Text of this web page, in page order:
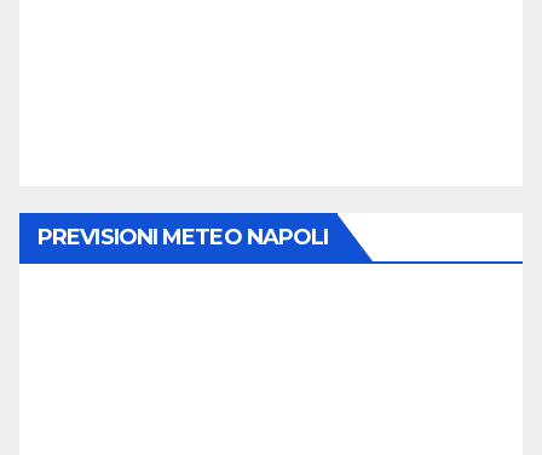
PREVISIONI METEO NAPOLI